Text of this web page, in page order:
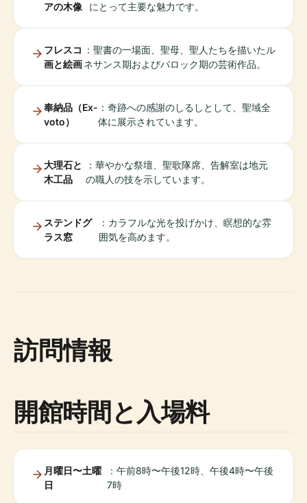
アの木像
にとって主要な魅力です。
フレスコ
画と絵画
：聖書の一場面、聖母、聖人たちを描いたル
ネサンス期およびバロック期の芸術作品。
奉納品（Ex-
voto）
：奇跡への感謝のしるしとして、聖域全
体に展示されています。
大理石と
木工品
：華やかな祭壇、聖歌隊席、告解室は地元
の職人の技を示しています。
ステンドグ
ラス窓
：カラフルな光を投げかけ、瞑想的な雰
囲気を高めます。
訪問情報
開館時間と入場料
月曜日〜土曜
日
：午前8時〜午後12時、午後4時〜午後
7時